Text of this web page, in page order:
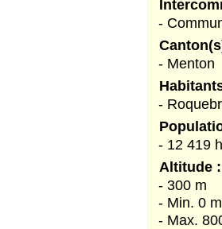
-
- Menton
-
- 12 419
Altitude :
- 300 m
- Min. 0 m
- Max.